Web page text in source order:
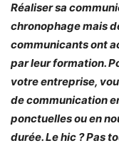
Réaliser sa
chronophage mais
communicants ont
par leur formation.
votre entreprise,
de communication
ponctuelles ou en
durée. Le hic ? Pas